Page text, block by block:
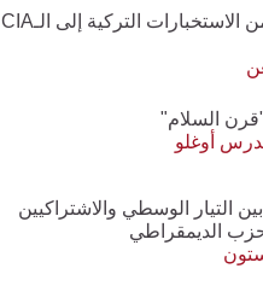
رسالة من الاستخبارات التركية إلى الـCIA
السلام"
أوغلو
التيار الوسطي والاشتراكيين
الديمقراطي